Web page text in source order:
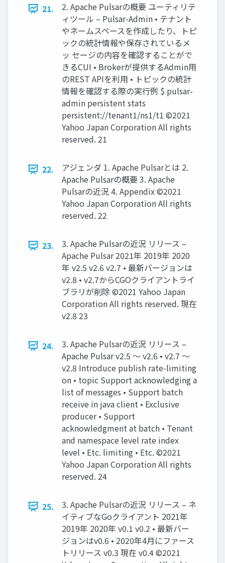
21.
2. Apache Pulsarの概要 ユーティリテ
ィツール – Pulsar-Admin • テナント
やネームスペースを作成したり、トピ
ックの統計情報や保存されているメ
ッ セージの内容を確認することがで
きるCUI • Brokerが提供するAdmin⽤
のREST APIを利⽤ • トピックの統計
情報を確認する際の実⾏例 $ pulsar-
admin persistent stats
persistent://tenant1/ns1/t1 ©2021
Yahoo Japan Corporation All rights
reserved. 21
22.
アジェンダ 1. Apache Pulsarとは 2.
Apache Pulsarの概要 3. Apache
Pulsarの近況 4. Appendix ©2021
Yahoo Japan Corporation All rights
reserved. 22
23.
3. Apache Pulsarの近況 リリース –
Apache Pulsar 2021年 2019年 2020
年 v2.5 v2.6 v2.7 • 最新バージョンは
v2.8 • v2.7からCGOクライアントライ
ブラリが削除 ©2021 Yahoo Japan
Corporation All rights reserved. 現在
v2.8 23
24.
3. Apache Pulsarの近況 リリース –
Apache Pulsar v2.5 〜 v2.6 • v2.7 〜
v2.8 Introduce publish rate-limiting
on • topic Support acknowledging a
list of messages • Support batch
receive in java client • Exclusive
producer • Support
acknowledgment at batch • Tenant
and namespace level rate index
level • Etc. limiting • Etc. ©2021
Yahoo Japan Corporation All rights
reserved. 24
25.
3. Apache Pulsarの近況 リリース – ネ
イティブなGoクライアント 2021年
2019年 2020年 v0.1 v0.2 • 最新バー
ジョンはv0.6 • 2020年4⽉にファース
トリリース v0.3 現在 v0.4 ©2021